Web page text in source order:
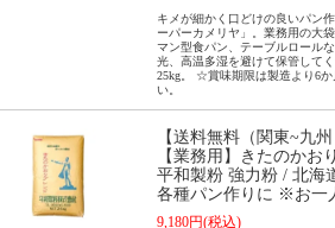
キメが細かく口どけの良いパン
ーパーカメリヤ」。業務用の大
マン型食パン、テーブルロール
光、高温多湿を避けて保管して
25kg。 ☆賞味期限は製造より6か
い。
【送料無料（関東~九
【業務用】きたのかお
平和製粉 強力粉 / 北海
各種パン作りに ※お一
9,180円(税込)